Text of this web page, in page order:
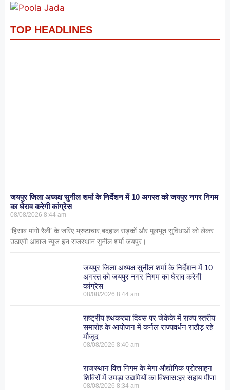
TOP HEADLINES
जयपुर जिला अध्यक्ष सुनील शर्मा के निर्देशन में 10 अगस्त को जयपुर नगर निगम
का घेराव करेगी कांग्रेस
08/08/2026 8:44 am
‘हिसाब मांगो रैली’ के जरिए भ्रष्टाचार,बदहाल सड़कों और मूलभूत सुविधाओं को लेकर
उठाएगी आवाज न्यूज इन राजस्थान सुनील शर्मा जयपुर।
जयपुर जिला अध्यक्ष सुनील शर्मा के निर्देशन में 10
अगस्त को जयपुर नगर निगम का घेराव करेगी
कांग्रेस
08/08/20268:44 am
राष्ट्रीय हथकरघा दिवस पर जेकेके में राज्य स्तरीय
समारोह के आयोजन में कर्नल राज्यवर्धन राठौड़ रहे
मौजूद
08/08/20268:40 am
राजस्थान वित्त निगम के मेगा औद्योगिक प्रोत्साहन
शिविरों में उमड़ा उद्यमियों का विश्वास:हर सहाय मीणा
08/08/20268:34 am